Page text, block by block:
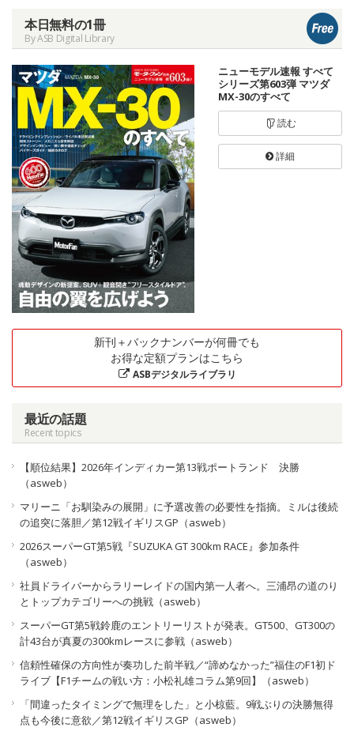
本日無料の1冊
By ASB Digital Library
ニューモデル速報 すべて
シリーズ第603弾 マツダ
MX-30のすべて
読む
詳細
新刊＋バックナンバーが何冊でも
お得な定額プランはこちら
ASBデジタルライブラリ
最近の話題
Recent topics
【順位結果】2026年インディカー第13戦ポートランド 決勝
（asweb）
マリーニ「お馴染みの展開」に予選改善の必要性を指摘。ミルは後続
の追突に落胆／第12戦イギリスGP（asweb）
2026スーパーGT第5戦『SUZUKA GT 300km RACE』参加条件
（asweb）
社員ドライバーからラリーレイドの国内第一人者へ。三浦昂の道のり
とトップカテゴリーへの挑戦（asweb）
スーパーGT第5戦鈴鹿のエントリーリストが発表。GT500、GT300の
計43台が真夏の300kmレースに参戦（asweb）
信頼性確保の方向性が奏功した前半戦／“諦めなかった”福住のF1初ド
ライブ【F1チームの戦い方：小松礼雄コラム第9回】（asweb）
「間違ったタイミングで無理をした」と小椋藍。9戦ぶりの決勝無得
点も今後に意欲／第12戦イギリスGP（asweb）